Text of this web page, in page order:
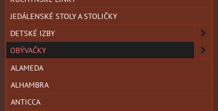
JEDÁLENSKÉ STOLY A STOLIČKY
DETSKÉ IZBY
OBÝVAČKY
ALAMEDA
ALHAMBRA
ANTICCA